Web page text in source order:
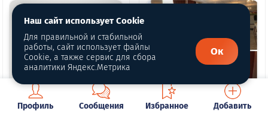
10 фото 6 фото
Профиль Сообщения Избранное Добавить
Наш сайт использует Cookie
Для правильной и стабильной
работы, сайт использует файлы
Cookie, а также сервис для сбора
аналитики Яндекс.Метрика
Ок